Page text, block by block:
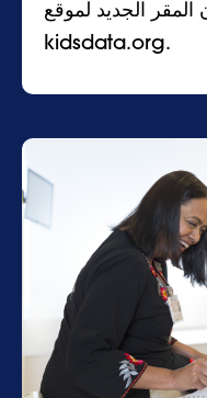
المقر الجديد لموقع
kidsdata.org.